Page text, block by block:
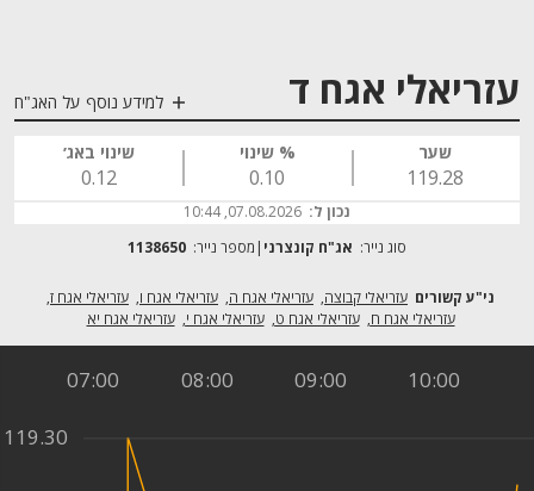
עזריאלי אגח ד למידע נוסף על האג"ח
שער
119.28
% שינוי
0.10
שינוי באג׳
0.12
נכון ל: 07.08.2026, 10:44
סוג נייר: אג"ח קונצרני מספר נייר: 1138650
עזריאלי קבוצה עזריאלי אגח ה עזריאלי אגח ו
עזריאלי אגח ז
עזריאלי אגח ח
עזריאלי אגח ט עזריאלי אגח י עזריאלי אגח יא
07:00 08:00 09:00 10:00
119.30